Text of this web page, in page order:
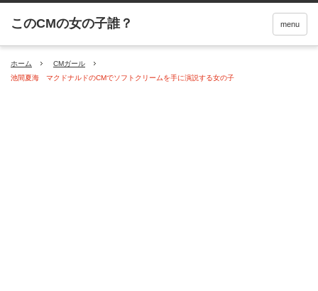
menu
ホーム
CMガール
池間夏海 マクドナルドのCMでソフトクリームを手に演説する女の子